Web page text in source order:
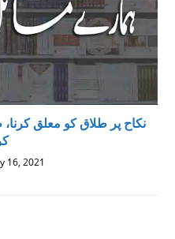
نکاح پر طلاق کو معلق
16, 2021